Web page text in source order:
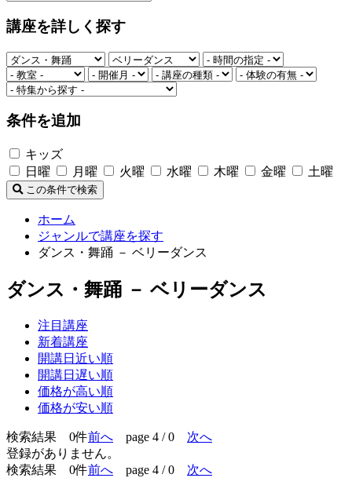
講座を詳しく探す
条件を追加
キッズ
日曜
月曜 火曜 水曜 木曜 金曜 土曜
この条件で検索
ホーム
ジャンルで講座を探す
ダンス・舞踊 － ベリーダンス
ダンス・舞踊 － ベリーダンス
注目講座
新着講座
開講日近い順
開講日遅い順
価格が高い順
価格が安い順
検索結果 0件前へ page 4 / 0 次へ
登録がありません。
検索結果 0件前へ page 4 / 0 次へ